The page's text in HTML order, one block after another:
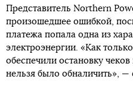
Представитель Northern
произошедшее ошибкой,
платежа попала одна из
электроэнергии. «Как
обеспечили остановку
нельзя было обналичить»,